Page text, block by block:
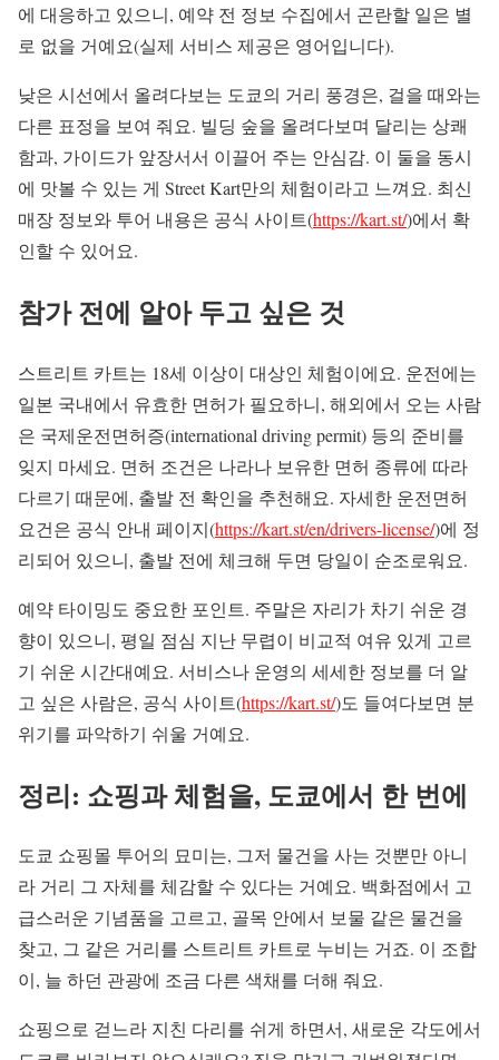
에 대응하고 있으니, 예약 전 정보 수집에서 곤란할 일은 별
로 없을 거예요(실제 서비스 제공은 영어입니다).
낮은 시선에서 올려다보는 도쿄의 거리 풍경은, 걸을 때와는
다른 표정을 보여 줘요. 빌딩 숲을 올려다보며 달리는 상쾌
함과, 가이드가 앞장서서 이끌어 주는 안심감. 이 둘을 동시
에 맛볼 수 있는 게 Street Kart만의 체험이라고 느껴요. 최신
매장 정보와 투어 내용은 공식 사이트(https://kart.st/)에서 확
인할 수 있어요.
참가 전에 알아 두고 싶은 것
스트리트 카트는 18세 이상이 대상인 체험이에요. 운전에는
일본 국내에서 유효한 면허가 필요하니, 해외에서 오는 사람
은 국제운전면허증(international driving permit) 등의 준비를
잊지 마세요. 면허 조건은 나라나 보유한 면허 종류에 따라
다르기 때문에, 출발 전 확인을 추천해요. 자세한 운전면허
요건은 공식 안내 페이지(https://kart.st/en/drivers-license/)에 정
리되어 있으니, 출발 전에 체크해 두면 당일이 순조로워요.
예약 타이밍도 중요한 포인트. 주말은 자리가 차기 쉬운 경
향이 있으니, 평일 점심 지난 무렵이 비교적 여유 있게 고르
기 쉬운 시간대예요. 서비스나 운영의 세세한 정보를 더 알
고 싶은 사람은, 공식 사이트(https://kart.st/)도 들여다보면 분
위기를 파악하기 쉬울 거예요.
정리: 쇼핑과 체험을, 도쿄에서 한 번에
도쿄 쇼핑몰 투어의 묘미는, 그저 물건을 사는 것뿐만 아니
라 거리 그 자체를 체감할 수 있다는 거예요. 백화점에서 고
급스러운 기념품을 고르고, 골목 안에서 보물 같은 물건을
찾고, 그 같은 거리를 스트리트 카트로 누비는 거죠. 이 조합
이, 늘 하던 관광에 조금 다른 색채를 더해 줘요.
쇼핑으로 걷느라 지친 다리를 쉬게 하면서, 새로운 각도에서